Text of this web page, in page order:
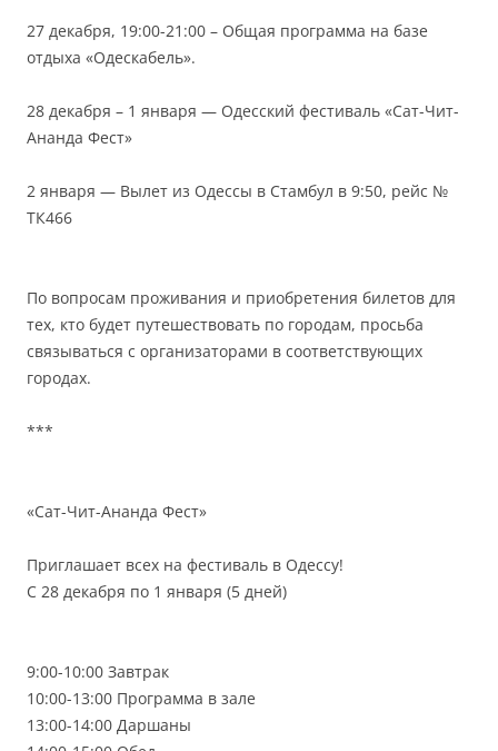
27 декабря, 19:00-21:00 – Общая программа на базе
отдыха «Одескабель».
28 декабря – 1 января — Одесский фестиваль «Сат-Чит-
Ананда Фест»
2 января — Вылет из Одессы в Стамбул в 9:50, рейс №
ТК466
По вопросам проживания и приобретения билетов для
тех, кто будет путешествовать по городам, просьба
связываться с организаторами в соответствующих
городах.
***
«Сат-Чит-Ананда Фест»
Приглашает всех на фестиваль в Одессу!
С 28 декабря по 1 января (5 дней)
9:00-10:00 Завтрак
10:00-13:00 Программа в зале
13:00-14:00 Даршаны